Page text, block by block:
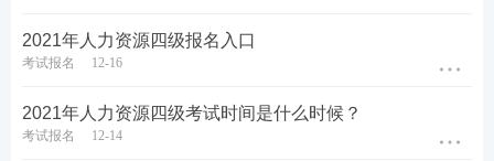
2021年人力资源四级报名入口
考试报名 12-16
2021年人力资源四级考试时间是什么时候？
考试报名 12-14